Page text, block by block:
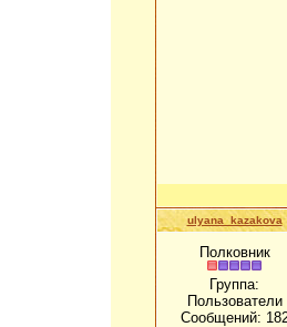
ulyana_kazakova
Полковник
Группа:
Пользователи
Сообщений: